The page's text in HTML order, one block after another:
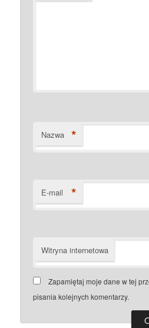
Nazwa *
E-mail *
Witryna internetowa
Zapamiętaj moje dane w tej
pisania kolejnych komentarzy.